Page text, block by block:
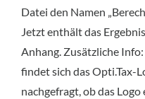
Datei den Namen
Jetzt enthält das
Anhang. Zusätzliche
findet sich das Opti.Tax-
nachgefragt, ob das